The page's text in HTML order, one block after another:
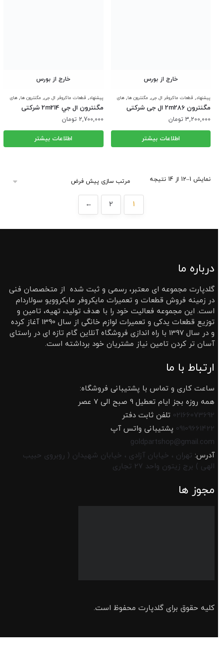
خارج از بورس
پیشنهاد,قطعات ماکروفر ال جی,مگنترون ها,های
ولتاژ
مگنترون 2m286 ال جی شرکتی
گلدیران
3,200,000 تومان
اطلاعات بیشتر
خارج از بورس
پیشنهاد,قطعات ماکروفر ال جی,مگنترون ها,های
ولتاژ
مگنترون ال جي 2m214 شرکتی
2,700,000 تومان
اطلاعات بیشتر
نمایش 1–12 از 14 نتیجه
←
درباره ما
گلدپارت مجموعه ای معتبر، رسمی و ثبت شده از متخصصان فنی
در زمینه فروش قطعات و تعمیرات مایکروفر مایکروویو سولاردام
است. این مجموعه فعالیت خود را با هدف تولید، تهیه، تامین و
توزیع قطعات یدکی و تعمیرات لوازم خانگی از سال 1390 آغاز کرده
و در سال 1397 با راه اندازی فروشگاه آنلاین گام تازه ای در راستای
آسان تر کردن تامین نیاز مشتریان خود برداشته است.
ارتباط با ما
ساعت کاری و تماس با پشتیبانی فروشگاه:
همه روزه بجز ایام تعطیل 9 صبح الی 7 عصر
02166073692تلفن ثابت دفتر
09109661422پشتیبانی واتس آپ
goldpartshop@gmail.com
آدرس:تهران ، خیابان آزادی ، خیابان شهیدان ( روبروی حبیب
الهی ) برج زیتون واحد 27 تجاری
مجوز ها
کلیه حقوق برای گلدپارت محفوظ است.